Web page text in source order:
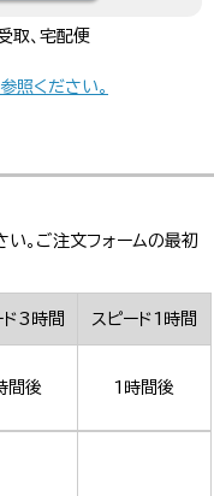
取、宅配便
照ください。
。ご注文フォームの最初
ド3時間 スピード1時間
間後 1時間後